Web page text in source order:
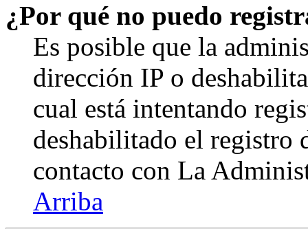
¿Por qué no puedo
Es posible que la
dirección IP o
cual está intentando
deshabilitado el registro
contacto con La
Arriba